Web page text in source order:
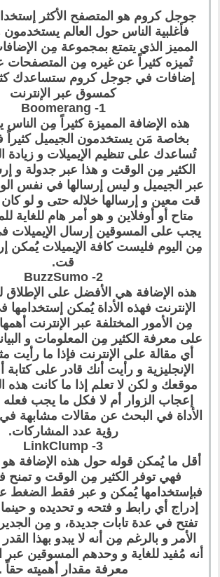
جوجل كروم هو المتصفح الأكثر
فأغلبية الناس حول العالم
المميز الذي يتمتع بمجموعة مِن
تُميزه كثيراً عن غيره مِن المتصفحات
إضافات في جوجل كروم ستساعدك
كمسوق عبر الإنترنت
1- Boomerang
هذه الإضافة المميزة كثيراً مِن
بخاصة مَن يستخدمون الجيميل كثيراً
تُساعدك على تنظيم الإيميلات و زيادة
الكثير مِن الوقت و هذا عبر جدولة و
عبر الجيميل و ليس إرسالها في نفس
قت معين و إرسالها خلاله حتى و لو
متاح أو أوفلاين و هو أمر هام للغاية
يجب على المسوقين إرسال الإيميلات
مِن اليوم فليست كافة الإيميلات يُمكن
قت.
2- BuzzSumo
هذه الإضافة هي الأفضل على الإطلاق
الإنترنت فهذه الأداة يُمكن إستخدامها
مِن الأمور المختلفة عبر الإنترنت
على معرفة الكثير مِن المعلومات و
أي مقالة على الإنترنت فإذا ما رأيت
الإنجليزية و رأيت أنك قادر على
موقعك و لكن لا تعلم إذا ما كانت هذه
إعجاب الزوار أم لا فكل ما يجب
الأداة في البحث عن مقالات مشابهة
رؤية عدد المشاركات.
3- LinkClump
أقل ما يُمكن قوله حول هذه الإضافة هو
فهي توفر الكثير مِن الوقت و تمنح
إدراج أي رابط و فتحه و تحديده و
تفتح في عدة تابات جديدة، و مِن الجدير
الأمر و بالرغم مِن أنه لا يبدو بهذا
أنه مُفيد للغاية و وحدهم المسوقين عبر
معرفة مقدار أهميته حقاً .